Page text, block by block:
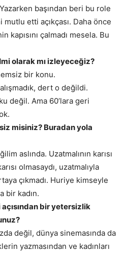
başından beri bu role
etti açıkçası. Daha önce
kapısını çalmadı mesela. Bu
olarak mı izleyeceğiz?
bir konu.
dert o değildi.
değil. Ama 60’lara geri
misiniz? Buradan yola
aslında. Uzatmalının karısı
olmasaydı, uzatmalıyla
çıkmadı. Huriye kimseyle
bir kadın.
bir yetersizlik
değil, dünya sinemasında da
yazmasından ve kadınları